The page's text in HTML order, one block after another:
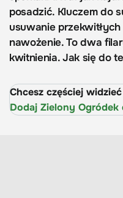
posadzić. Kluczem do
usuwanie
nawożenie. To dwa
kwitnienia. Jak się do
Chcesz częściej
Dodaj Zielony Ogródek